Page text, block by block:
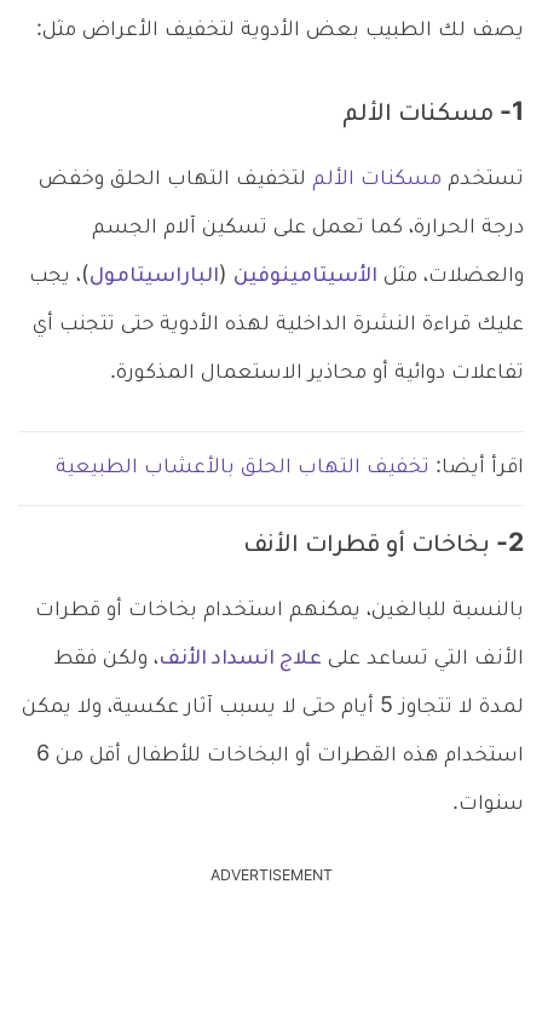
يصف لك الطبيب بعض الأدوية لتخفيف الأعراض مثل:
1- مسكنات الألم
تستخدم مسكنات الألم لتخفيف التهاب الحلق وخفض
درجة الحرارة، كما تعمل على تسكين آلام الجسم
والعضلات، مثل الأسيتامينوفين (الباراسيتامول)، يجب
عليك قراءة النشرة الداخلية لهذه الأدوية حتى تتجنب أي
تفاعلات دوائية أو محاذير الاستعمال المذكورة.
اقرأ أيضا: تخفيف التهاب الحلق بالأعشاب الطبيعية
2- بخاخات أو قطرات الأنف
بالنسبة للبالغين، يمكنهم استخدام بخاخات أو قطرات
الأنف التي تساعد على علاج انسداد الأنف، ولكن فقط
لمدة لا تتجاوز 5 أيام حتى لا يسبب آثار عكسية، ولا يمكن
استخدام هذه القطرات أو البخاخات للأطفال أقل من 6
سنوات.
ADVERTISEMENT